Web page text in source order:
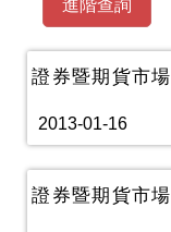
證券暨期貨市
2013-01-16
證券暨期貨市